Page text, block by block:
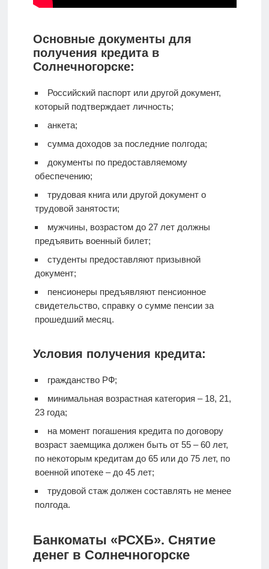
Основные документы для
получения кредита в
Солнечногорске:
Российский паспорт или другой документ,
который подтверждает личность;
анкета;
сумма доходов за последние полгода;
документы по предоставляемому
обеспечению;
трудовая книга или другой документ о
трудовой занятости;
мужчины, возрастом до 27 лет должны
предъявить военный билет;
студенты предоставляют призывной
документ;
пенсионеры предъявляют пенсионное
свидетельство, справку о сумме пенсии за
прошедший месяц.
Условия получения кредита:
гражданство РФ;
минимальная возрастная категория – 18, 21,
23 года;
на момент погашения кредита по договору
возраст заемщика должен быть от 55 – 60 лет,
по некоторым кредитам до 65 или до 75 лет, по
военной ипотеке – до 45 лет;
трудовой стаж должен составлять не менее
полгода.
Банкоматы «РСХБ». Снятие
денег в Солнечногорске